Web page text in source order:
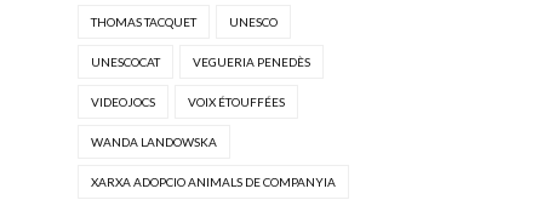
THOMAS TACQUET UNESCO
UNESCOCAT VEGUERIA PENEDÈS
VIDEOJOCS VOIX ÉTOUFFÉES
WANDA LANDOWSKA
XARXA ADOPCIO ANIMALS DE COMPANYIA